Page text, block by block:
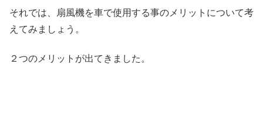
それでは、扇風機を車で使用する事のメリットについて考
えてみましょう。
２つのメリットが出てきました。